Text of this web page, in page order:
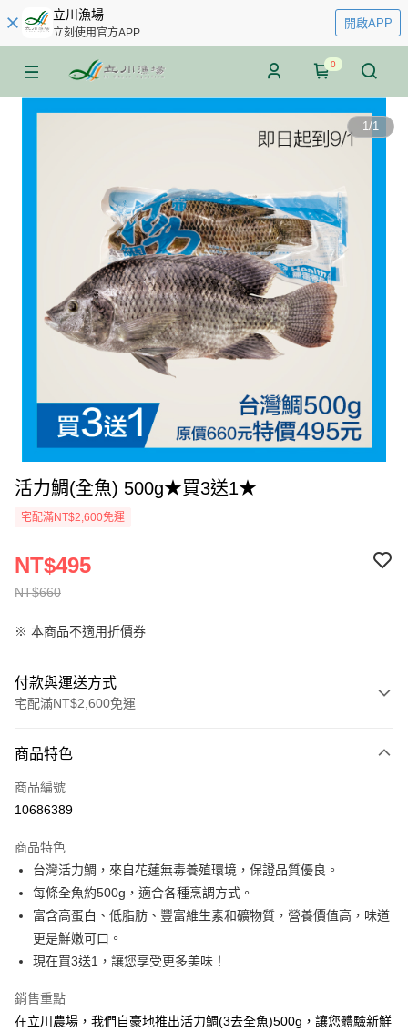
立川漁場
立刻使用官方APP
開啟APP
0
1/1
活力鯛(全魚) 500g★買3送1★
宅配滿NT$2,600免運
NT$660
NT$495
※ 本商品不適用折價券
付款與運送方式
宅配滿NT$2,600免運
信用卡一次付款
LINE Pay
街口支付
悠遊付
Google Pay
ATM付款
商品特色
商品編號
10686389
商品特色
台灣活力鯛，來自花蓮無毒養殖環境，保證品質優良。
每條全魚約500g，適合各種烹調方式。
富含高蛋白、低脂肪、豐富維生素和礦物質，營養價值高，味道
更是鮮嫩可口。
現在買3送1，讓您享受更多美味！
銷售重點
在立川農場，我們自豪地推出活力鯛(3去全魚)500g，讓您體驗新鮮